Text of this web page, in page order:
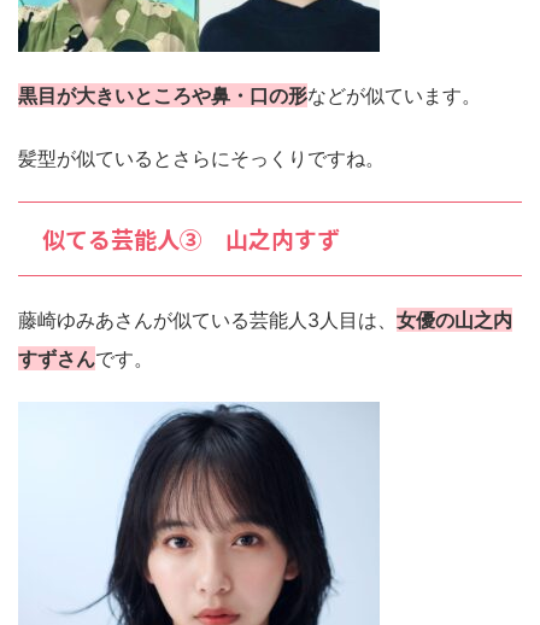
黒目が大きいところや鼻・口の形などが似ています。
髪型が似ているとさらにそっくりですね。
似てる芸能人③ 山之内すず
藤崎ゆみあさんが似ている芸能人3人目は、 女優の山之内
すずさんです。